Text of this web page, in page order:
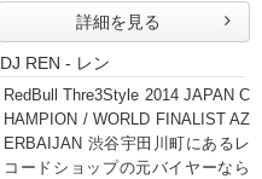
詳細を見る
DJ REN - レン
RedBull Thre3Style 2014 JAPAN C
HAMPION / WORLD FINALIST AZ
ERBAIJAN 渋谷宇田川町にあるレ
コードショップの元バイヤーなら